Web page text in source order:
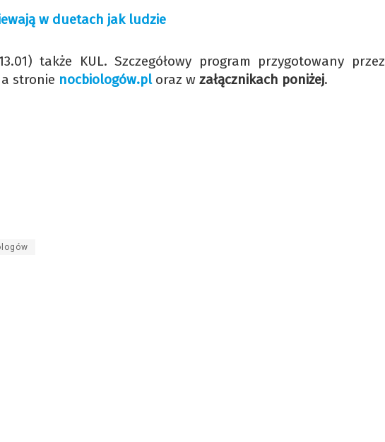
w duetach jak ludzie
także KUL. Szczegółowy program przygotowany przez
stronie nocbiologów.ploraz w załącznikach poniżej.